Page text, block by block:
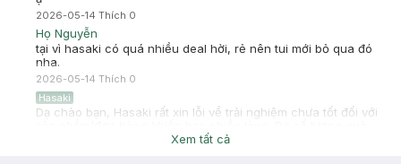
2026-05-14 Thích 0
Họ Nguyễn
tại vì hasaki có quá nhiều deal hời, rẻ nên tui mới bỏ qua đó
nha.
2026-05-14 Thích 0
Hasaki
Dạ chào bạn, Hasaki rất xin lỗi về trải nghiệm chưa tốt đối với
tặng giới hạn nên dẫn tới sự bất tiện này. Mong bạn thông cảm
Xem tất cả